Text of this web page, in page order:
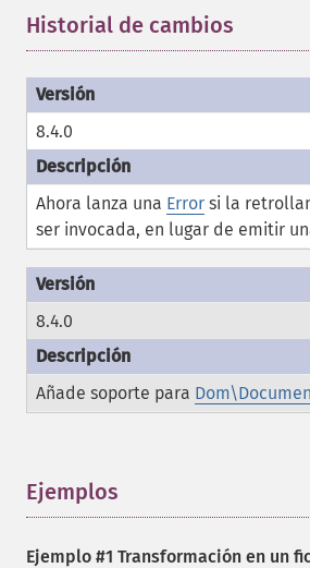
Historial de cambios
8.4.0
Ahora lanza una Error si la
ser invocada, en lugar de emitir
8.4.0
Añade soporte para
Ejemplos
Ejemplo #1 Transformación en un